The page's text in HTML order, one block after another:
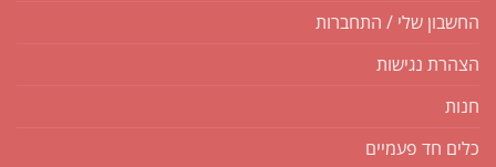
החשבון שלי / התחברות
הצהרת נגישות
חנות
כלים חד פעמיים